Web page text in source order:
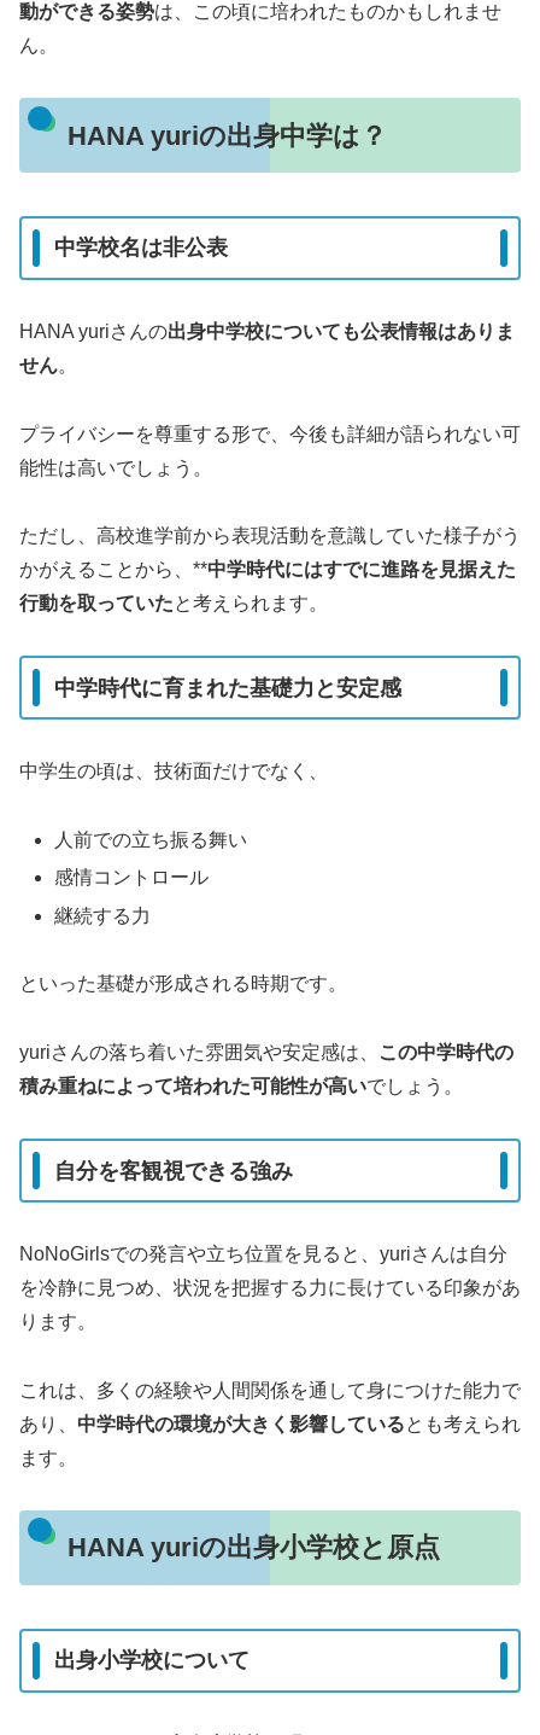
動ができる姿勢は、この頃に培われたものかもしれませ
ん。
HANA yuriの出身中学は？
中学校名は非公表
HANA yuriさんの出身中学校についても公表情報はありま
せん。
プライバシーを尊重する形で、今後も詳細が語られない可
能性は高いでしょう。
ただし、高校進学前から表現活動を意識していた様子がう
かがえることから、**中学時代にはすでに進路を見据えた
行動を取っていたと考えられます。
中学時代に育まれた基礎力と安定感
中学生の頃は、技術面だけでなく、
人前での立ち振る舞い
感情コントロール
継続する力
といった基礎が形成される時期です。
yuriさんの落ち着いた雰囲気や安定感は、
この中学時代の
積み重ねによって培われた可能性が高いでしょう。
自分を客観視できる強み
NoNoGirlsでの発言や立ち位置を見ると、yuriさんは自分
を冷静に見つめ、状況を把握する力に長けている印象があ
ります。
これは、多くの経験や人間関係を通して身につけた能力で
あり、 中学時代の環境が大きく影響しているとも考えられ
ます。
HANA yuriの出身小学校と原点
出身小学校について